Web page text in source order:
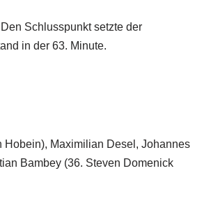
Schlusspunkt setzte der
in der 63. Minute.
Hobein), Maximilian Desel, Johannes
Bambey (36. Steven Domenick